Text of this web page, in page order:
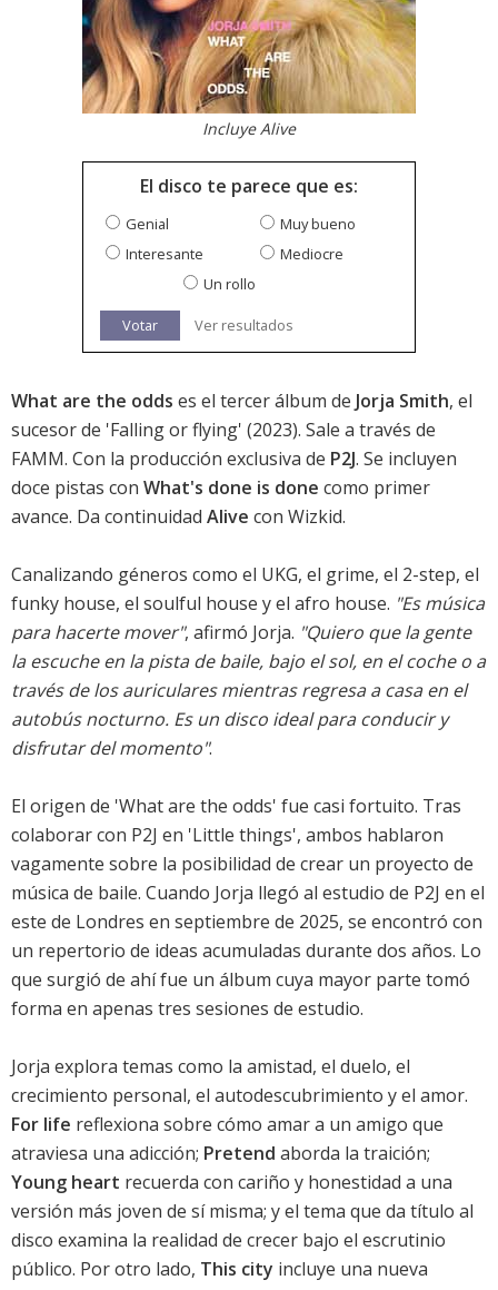
Incluye Alive
El disco te parece que es:
Genial
Muy bueno
Interesante
Mediocre
Un rollo
Votar Ver resultados
What are the odds es el tercer álbum de Jorja Smith, el
sucesor de 'Falling or flying' (2023). Sale a través de
FAMM. Con la producción exclusiva de P2J. Se incluyen
doce pistas con What's done is done como primer
avance. Da continuidad Alive con Wizkid.
Canalizando géneros como el UKG, el grime, el 2-step, el
funky house, el soulful house y el afro house. "Es música
para hacerte mover", afirmó Jorja. "Quiero que la gente
la escuche en la pista de baile, bajo el sol, en el coche o a
través de los auriculares mientras regresa a casa en el
autobús nocturno. Es un disco ideal para conducir y
disfrutar del momento".
El origen de 'What are the odds' fue casi fortuito. Tras
colaborar con P2J en 'Little things', ambos hablaron
vagamente sobre la posibilidad de crear un proyecto de
música de baile. Cuando Jorja llegó al estudio de P2J en el
este de Londres en septiembre de 2025, se encontró con
un repertorio de ideas acumuladas durante dos años. Lo
que surgió de ahí fue un álbum cuya mayor parte tomó
forma en apenas tres sesiones de estudio.
Jorja explora temas como la amistad, el duelo, el
crecimiento personal, el autodescubrimiento y el amor.
For life reflexiona sobre cómo amar a un amigo que
atraviesa una adicción; Pretend aborda la traición;
Young heart recuerda con cariño y honestidad a una
versión más joven de sí misma; y el tema que da título al
disco examina la realidad de crecer bajo el escrutinio
público. Por otro lado, This city incluye una nueva